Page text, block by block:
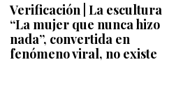
Verificación | La escultura
“La mujer que nunca hizo
nada”, convertida en
fenómeno viral, no existe